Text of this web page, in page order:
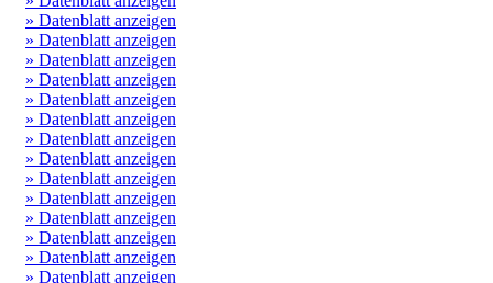
» Datenblatt anzeigen
» Datenblatt anzeigen
» Datenblatt anzeigen
» Datenblatt anzeigen
» Datenblatt anzeigen
» Datenblatt anzeigen
» Datenblatt anzeigen
» Datenblatt anzeigen
» Datenblatt anzeigen
» Datenblatt anzeigen
» Datenblatt anzeigen
» Datenblatt anzeigen
» Datenblatt anzeigen
» Datenblatt anzeigen